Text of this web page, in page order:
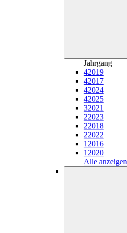
Jahrgang
42019
42017
42024
42025
32021
22023
22018
22022
1 2016
1 2020
Alle anzeigen